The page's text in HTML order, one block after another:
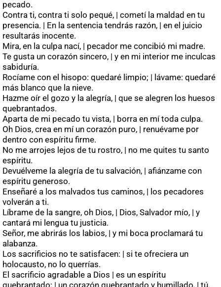
pecado.
Contra ti, contra ti solo pequé, | cometí la maldad en tu
presencia. | En la sentencia tendrás razón, | en el juicio
resultarás inocente.
Mira, en la culpa nací, | pecador me concibió mi madre.
Te gusta un corazón sincero, | y en mi interior me inculcas
sabiduría.
Rocíame con el hisopo: quedaré limpio; | lávame: quedaré
más blanco que la nieve.
Hazme oír el gozo y la alegría, | que se alegren los huesos
quebrantados.
Aparta de mi pecado tu vista, | borra en mí toda culpa.
Oh Dios, crea en mí un corazón puro, | renuévame por
dentro con espíritu firme.
No me arrojes lejos de tu rostro, | no me quites tu santo
espíritu.
Devuélveme la alegría de tu salvación, | afiánzame con
espíritu generoso.
Enseñaré a los malvados tus caminos, | los pecadores
volverán a ti.
Líbrame de la sangre, oh Dios, | Dios, Salvador mío, | y
cantará mi lengua tu justicia.
Señor, me abrirás los labios, | y mi boca proclamará tu
alabanza.
Los sacrificios no te satisfacen: | si te ofreciera un
holocausto, no lo querrías.
El sacrificio agradable a Dios | es un espíritu